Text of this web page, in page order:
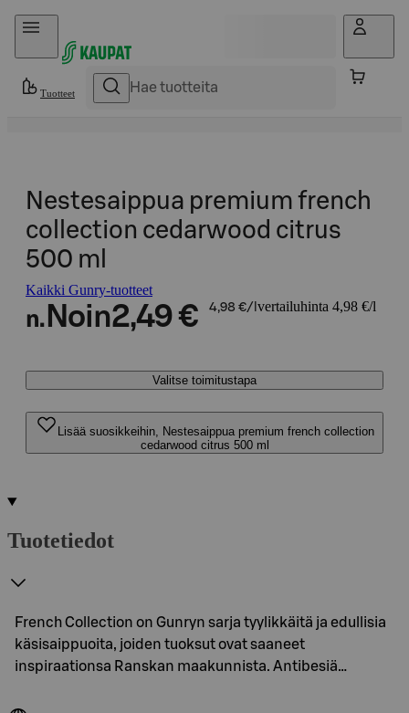
Hyppää sisältöön
Tuotteet
Nestesaippua premium french
collection cedarwood citrus
500 ml
Kaikki Gunry-tuotteet
n. Noin2,49 € 4,98 €/l vertailuhinta 4,98 €/l
Valitse toimitustapa
Lisää suosikkeihin, Nestesaippua premium french collection
cedarwood citrus 500 ml
Tuotetiedot
French Collection on Gunryn sarja tyylikkäitä ja edullisia
käsisaippuoita, joiden tuoksut ovat saaneet
inspiraationsa Ranskan maakunnista. Antibesiä…